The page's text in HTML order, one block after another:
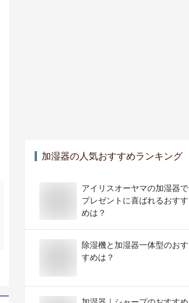
加湿器の人気おすすめランキング
アイリスオーヤマの加湿器で
プレゼントに喜ばれるおすす
めは？
除湿機と加湿器一体型のおす
すめは？